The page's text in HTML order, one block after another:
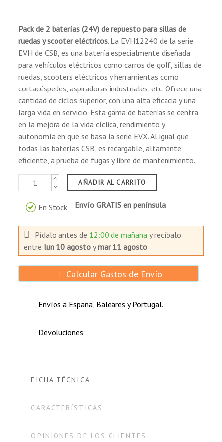
(2 reseñas)
Pack de 2 baterías (24V) de repuesto para sillas de
ruedas y scooter eléctricos. La EVH12240 de la serie
EVH de CSB, es una batería especialmente diseñada
para vehículos eléctricos como carros de golf, sillas de
ruedas, scooters eléctricos y herramientas como
cortacéspedes, aspiradoras industriales, etc. Ofrece una
cantidad de ciclos superior, con una alta eficacia y una
larga vida en servicio. Esta gama de baterías se centra
en la mejora de la vida cíclica, rendimiento y
autonomía en que se basa la serie EVX. Al igual que
todas las baterías CSB, es recargable, altamente
eficiente, a prueba de fugas y libre de mantenimiento.
AÑADIR AL CARRITO
En Stock Envío GRATIS en península
Pídalo antes de 12:00 de mañanay recíbalo
entre lun 10 agosto ymar 11 agosto
Calcular Gastos de Envío
Envíos a España, Baleares y Portugal.
Devoluciones
FICHA TÉCNICA
CARACTERÍSTICAS
OPINIONES DE LOS CLIENTES
no peligroso para el transporte marítimo.
Reconocido por el DOT como "carga seca" 49
CFR 171-189 para el transporte terrestre.
Aplicaciones cíclicas:
Vehículos eléctricos.
Carritos de golf.
Equipos de teléfonía portátil.
Equipos de iluminación portátil.
Herramientas eléctricas, cortacéspedes,
aspiradoras.
VTR/TV portátil, grabadoras y radios.
procesadores.
Aplicaciones generación de energía solar:
Fuente de alimentación portátil.
Sistemas de energía rurales.